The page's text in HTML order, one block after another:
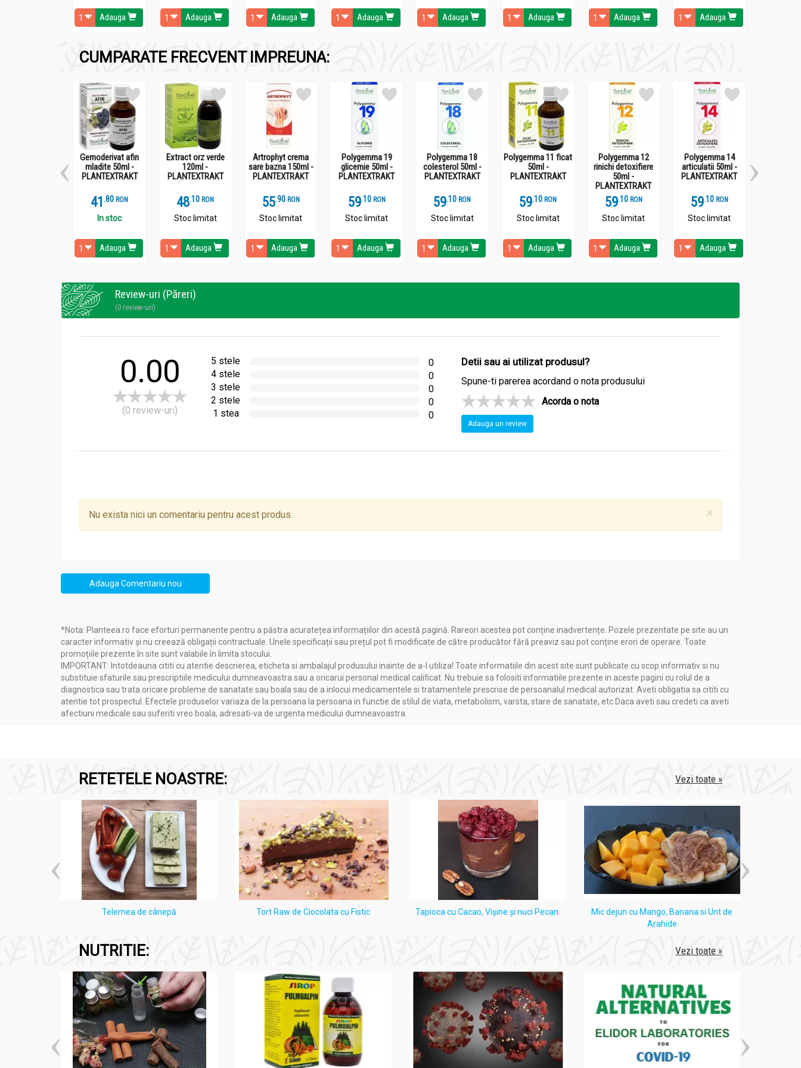
Mod de preparare:
1-2 plicuri la 200ml apă fierbinte, se lasă 3 - 4 minute acoperit.
Mod de administrare:
Câte o cană pe zi.
Adauga Adauga Adauga Adauga Adauga Adauga Adauga Adauga
CUMPARATE FRECVENT IMPREUNA:
Gemoderivat afin
mladite 50ml -
PLANTEXTRAKT
41 .8 RON
In stoc
Adauga
Extract orz verde
120ml -
PLANTEXTRAKT
48.1 RON
Stoc limitat
Adauga
Artrophyt crema
sare bazna 150ml -
PLANTEXTRAKT
55.9 RON
Stoc limitat
Adauga
Polygemma 19
glicemie 50ml -
PLANTEXTRAKT
59.1 RON
Stoc limitat
Adauga
Polygemma 18
colesterol 50ml -
PLANTEXTRAKT
59.1 RON
Stoc limitat
Adauga
Polygemma 11 ficat
50ml -
PLANTEXTRAKT
59.1 RON
Stoc limitat
Adauga
Polygemma 12
rinichi detoxifiere
50ml -
PLANTEXTRAKT
59.1 RON
Stoc limitat
Adauga
Polygemma 14
articulatii 50ml -
PLANTEXTRAKT
59.1 RON
Stoc limitat
Adauga
Review-uri (Păreri)
(0 review-uri)
0.00
(0 review-uri)
5 stele
0
4 stele
0
3 stele
0
2 stele
0
1 stea
0
Detii sau ai utilizat produsul?
Spune-ti parerea acordand o nota produsului
Acorda o nota
Adauga un review
×
Nu exista nici un comentariu pentru acest produs.
Adauga Comentariu nou
*Nota: Planteea.ro face eforturi permanente pentru a păstra acuratețea informațiilor din acestă pagină. Rareori acestea pot conține inadvertențe. Pozele prezentate pe site au un
caracter informativ și nu creează obligații contractuale. Unele specificații sau prețul pot fi modificate de către producător fără preaviz sau pot conține erori de operare. Toate
promoțiile prezente în site sunt valabile în limita stocului.
IMPORTANT: Intotdeauna cititi cu atentie descrierea, eticheta si ambalajul produsului inainte de a-l utiliza! Toate informatiile din acest site sunt publicate cu scop informativ si nu
substituie sfaturile sau prescriptiile medicului dumneavoastra sau a oricarui personal medical calificat. Nu trebuie sa folositi informatiile prezente in aceste pagini cu rolul de a
diagnostica sau trata oricare probleme de sanatate sau boala sau de a inlocui medicamentele si tratamentele prescrise de persoanalul medical autorizat. Aveti obligatia sa cititi cu
atentie tot prospectul. Efectele produselor variaza de la persoana la persoana in functie de stilul de viata, metabolism, varsta, stare de sanatate, etc Daca aveti sau credeti ca aveti
afectiuni medicale sau suferiti vreo boala, adresati-va de urgenta medicului dumneavoastra.
RETETELE NOASTRE: Vezi toate »
Telemea de cânepă Tort Raw de Ciocolata cu Fistic Tapioca cu Cacao, Vişine şi nuci Pecan.
Mic dejun cu Mango, Banana si Unt de
Arahide
NUTRITIE: Vezi toate »